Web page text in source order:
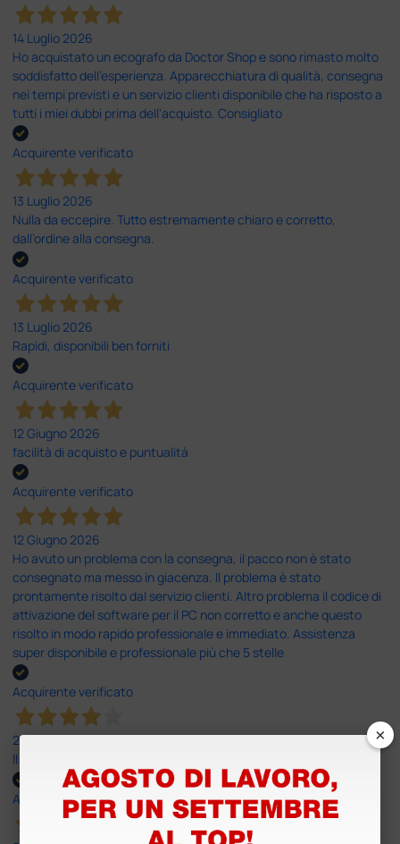
14 Luglio 2026
Ho acquistato un ecografo da Doctor Shop e sono rimasto molto
soddisfatto dell'esperienza. Apparecchiatura di qualità, consegna
nei tempi previsti e un servizio clienti disponibile che ha risposto a
tutti i miei dubbi prima dell'acquisto. Consigliato
Acquirente verificato
13 Luglio 2026
Nulla da eccepire. Tutto estremamente chiaro e corretto,
dall’ordine alla consegna.
Acquirente verificato
13 Luglio 2026
Rapidi, disponibili ben forniti
Acquirente verificato
12 Giugno 2026
facilità di acquisto e puntualità
Acquirente verificato
12 Giugno 2026
Ho avuto un problema con la consegna, il pacco non è stato
consegnato ma messo in giacenza. Il problema è stato
prontamente risolto dal servizio clienti. Altro problema il codice di
attivazione del software per il PC non corretto e anche questo
risolto in modo rapido professionale e immediato. Assistenza
super disponibile e professionale più che 5 stelle
Acquirente verificato
25 Maggio 2026
Il servizio e’ risultato buono, anche i tempi di consegna
Acquirente verificato
×